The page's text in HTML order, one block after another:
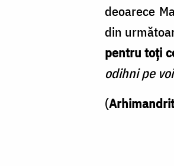
deoarece
din
pentru toți
odihni pe
(